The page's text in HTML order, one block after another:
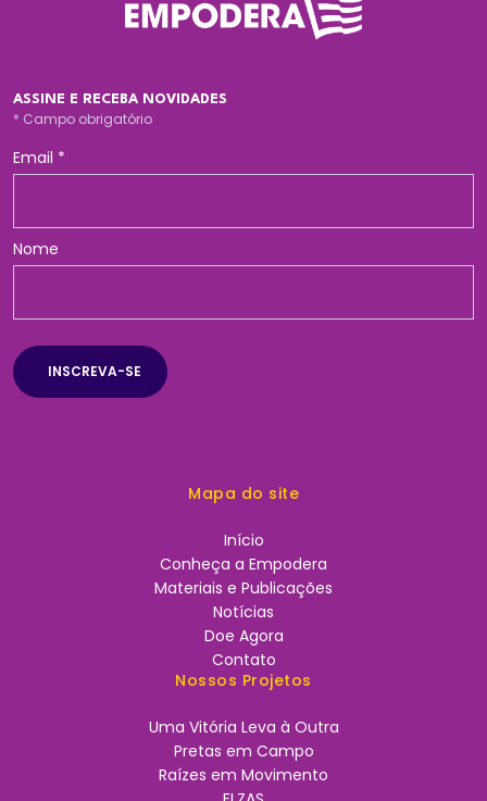
ASSINE E RECEBA NOVIDADES
* Campo obrigatório
Email *
Nome
Mapa do site
Início
Conheça a Empodera
Materiais e Publicações
Notícias
Doe Agora
Contato
Nossos Projetos
Uma Vitória Leva à Outra
Pretas em Campo
Raízes em Movimento